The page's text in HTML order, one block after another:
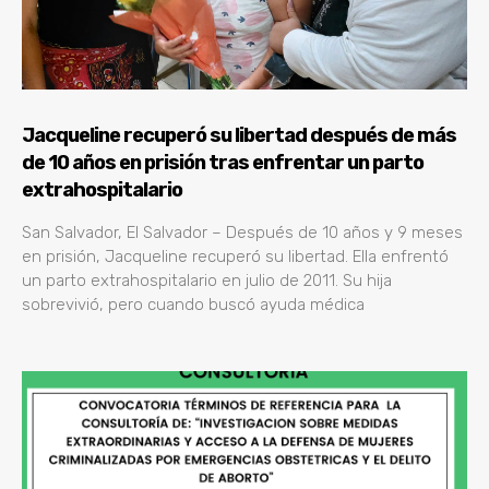
Jacqueline recuperó su libertad después de más
de 10 años en prisión tras enfrentar un parto
extrahospitalario
San Salvador, El Salvador – Después de 10 años y 9 meses
en prisión, Jacqueline recuperó su libertad. Ella enfrentó
un parto extrahospitalario en julio de 2011. Su hija
sobrevivió, pero cuando buscó ayuda médica